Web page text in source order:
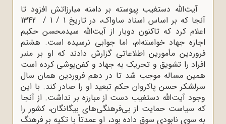
آیت‌الله دستغیب پیوسته بر دامنه مبارزاتش ‌افزود تا
آنجا که بر اساس اسناد ساواک، در تاریخ 1 / 1 / 1342
اعلام کرد که تاکنون دوبار از آیت‌الله سیدمحسن حکیم
اجازه جهاد خواسته‌ام، اما جوابی نرسیده است. هشتم
فروردین مأمورین اطلاعاتی گزارش دادند که او بر منبر
افراد را تشویق و تحریک به جهاد و کفن‌پوشی کرده است
همین مساله موجب شد تا در دهم فروردین همان سال
سرلشکر حسن پاکروان حکم تبعید او را صادر کند. با این
وجود آیت‌الله دستغیب دست از مبارزه بر نداشت. از آنجا
که سیاست حمایت از بی‌فرهنگی‌های بیگانگان، کشور را
به سوی نابودی سوق داده بود، او عمدتاً با تکیه بر فرهنگ